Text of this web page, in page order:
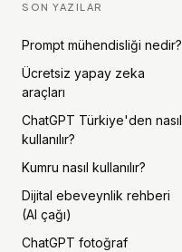
SON YAZILAR
Prompt mühendisliği nedir?
Ücretsiz yapay zeka
araçları
ChatGPT Türkiye'den nasıl
kullanılır?
Kumru nasıl kullanılır?
Dijital ebeveynlik rehberi
(AI çağı)
ChatGPT fotoğraf